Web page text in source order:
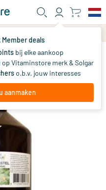
deals
bij elke aankoop
op Vitaminstore merk & Solgar
o.b.v. jouw interesses
aanmaken
email
distel bio tinctuur